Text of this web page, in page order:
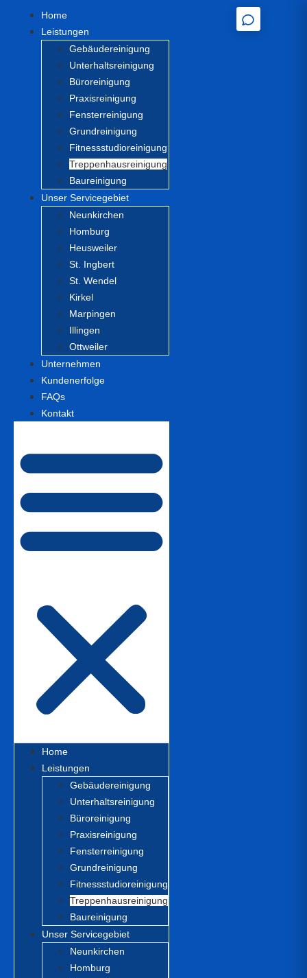
Home
Leistungen
Gebäudereinigung
Unterhaltsreinigung
Büroreinigung
Praxisreinigung
Fensterreinigung
Grundreinigung
Fitnessstudioreinigung
Treppenhausreinigung
Baureinigung
Unser Servicegebiet
Neunkirchen
Homburg
Heusweiler
St. Ingbert
St. Wendel
Kirkel
Marpingen
Illingen
Ottweiler
Unternehmen
Kundenerfolge
FAQs
Kontakt
Home
Leistungen
Gebäudereinigung
Unterhaltsreinigung
Büroreinigung
Praxisreinigung
Fensterreinigung
Grundreinigung
Fitnessstudioreinigung
Treppenhausreinigung
Baureinigung
Unser Servicegebiet
Neunkirchen
Homburg